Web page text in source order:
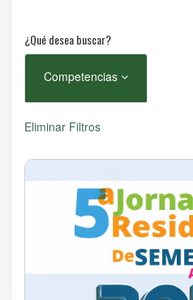
¿Qué desea buscar?
Competencias
Eliminar Filtros